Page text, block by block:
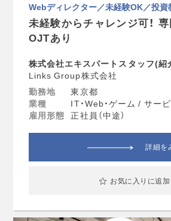
Webディレクター／未経験OK／投資
未経験からチャレンジ可！ 専
OJTあり
株式会社エキスパートスタッフ(紹
Links Group株式会社
勤務地
東京都
業種
IT・Web・ゲーム / サー
雇用形態 正社員（中途）
詳細を
お気に入りに追加